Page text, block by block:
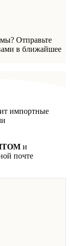
Отправьте
в ближайшее
импортные
и
почте